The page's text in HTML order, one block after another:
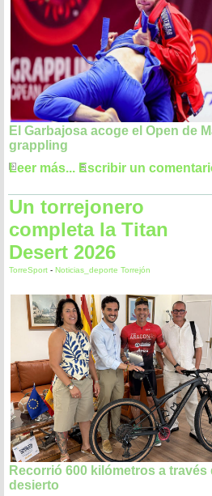
El Garbajosa acoge el Open de
grappling
Leer más... Escribir un
Un torrejonero
completa la Titan
Desert 2026
TorreSport - Noticias_deporte Torrejón
Recorrió 600 kilómetros a través
desierto